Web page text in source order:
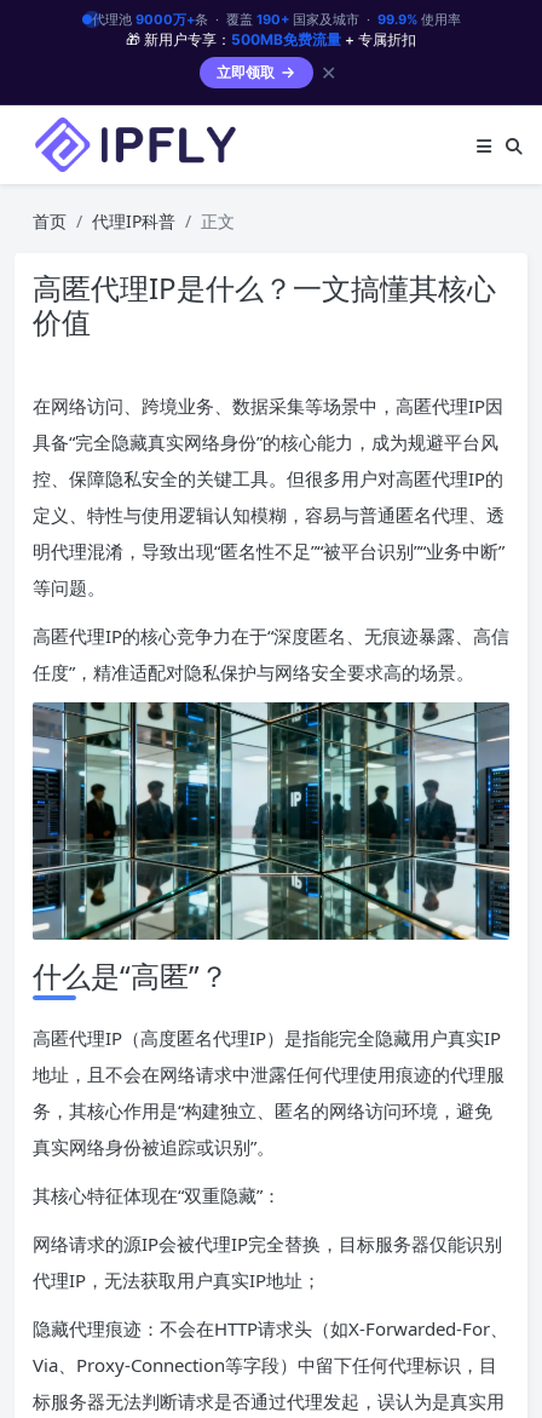
代理池 9000万+条 · 覆盖 190+国家及城市 · 99.9%使用率
🎁 新用户专享： 500MB免费流量 + 专属折扣
立即领取
✕
首页 代理IP科普 正文
高匿代理IP是什么？一文搞懂其核心
价值
在网络访问、跨境业务、数据采集等场景中，高匿代理IP因
具备“完全隐藏真实网络身份”的核心能力，成为规避平台风
控、保障隐私安全的关键工具。但很多用户对高匿代理IP的
定义、特性与使用逻辑认知模糊，容易与普通匿名代理、透
明代理混淆，导致出现“匿名性不足”“被平台识别”“业务中断”
等问题。
高匿代理IP的核心竞争力在于“深度匿名、无痕迹暴露、高信
任度”，精准适配对隐私保护与网络安全要求高的场景。
什么是“高匿”？
高匿代理IP（高度匿名代理IP）是指能完全隐藏用户真实IP
地址，且不会在网络请求中泄露任何代理使用痕迹的代理服
务，其核心作用是“构建独立、匿名的网络访问环境，避免
真实网络身份被追踪或识别”。
其核心特征体现在“双重隐藏”：
网络请求的源IP会被代理IP完全替换，目标服务器仅能识别
代理IP，无法获取用户真实IP地址；
隐藏代理痕迹：不会在HTTP请求头（如X-Forwarded-For、
Via、Proxy-Connection等字段）中留下任何代理标识，目
标服务器无法判断请求是否通过代理发起，误认为是真实用